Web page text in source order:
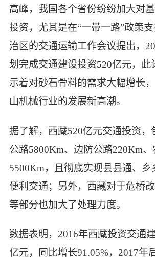
高峰，我国各个省份纷纷加大对
投资，尤其是在“一带一路”政策
治区的交通运输工作会议提出，
划完成交通建设投资520亿元，此
示着对砂石骨料的需求大幅增长
山机械行业的发展新高潮。
据了解，西藏520亿元交通投资，
公路5800Km、边防公路220Km
5500Km，且彻底实现县县通、乡
便利交通；另外，西藏对于危桥
等部分也加大了处理力度。
数据表明，2016年西藏投资交通
亿元，同比增长91.05%，2017年